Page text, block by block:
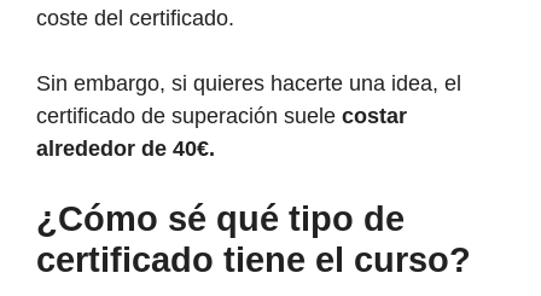
coste del certificado.
Sin embargo, si quieres hacerte una idea, el
certificado de superación suele costar
alrededor de 40€.
¿Cómo sé qué tipo de
certificado tiene el curso?